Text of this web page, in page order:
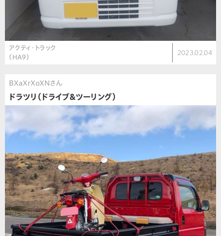
アクティ・トラック
（HA9）
2023.02.04
BXaXrXoXNさん
ドラツリ（ドライブ&ツーリング）